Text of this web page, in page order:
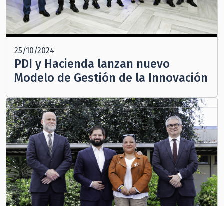
25/10/2024
PDI y Hacienda lanzan nuevo
Modelo de Gestión de la Innovación